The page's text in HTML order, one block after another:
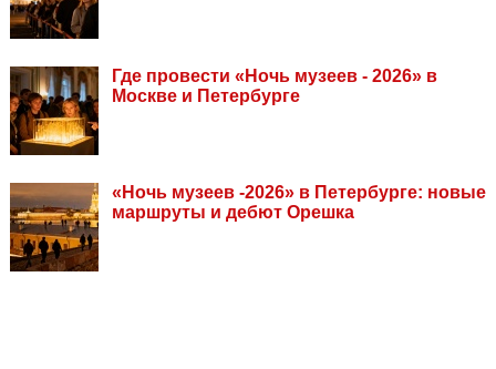
Где провести «Ночь музеев - 2026» в
Москве и Петербурге
«Ночь музеев -2026» в Петербурге: новые
маршруты и дебют Орешка